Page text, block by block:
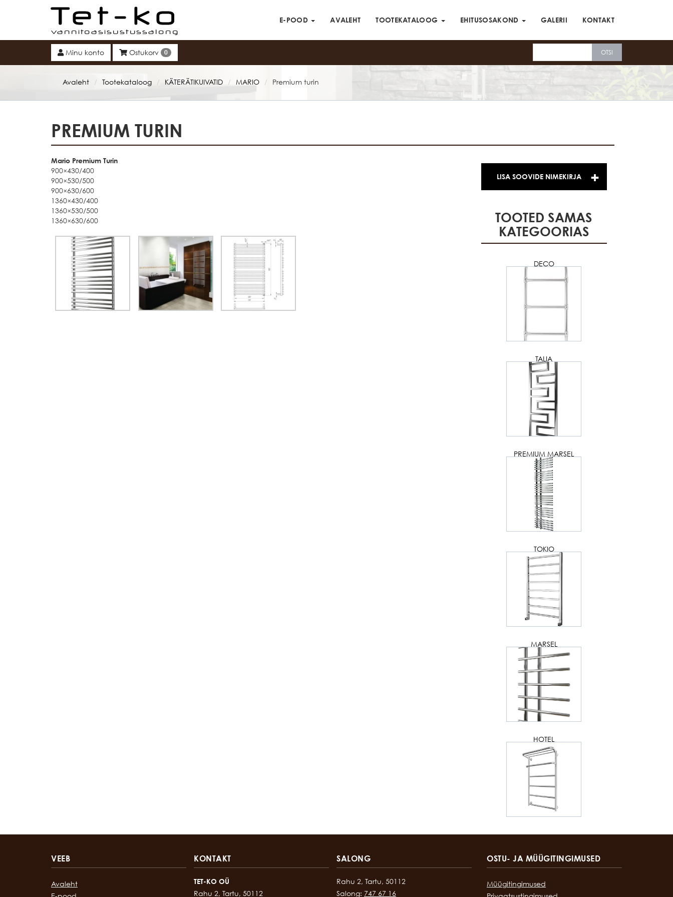
Tet-ko E-POOD AVALEHT TOOTEKATALOOG EHITUSOSAKOND GALERII KONTAKT
Minu konto Ostukorv 0
Avaleht / Tootekataloog / KÄTERÄTIKUIVATID / MARIO / Premium turin
PREMIUM TURIN
Mario Premium Turin
900×430/400
900×530/500
900×630/600
1360×430/400
1360×530/500
1360×630/600
LISA SOOVIDE NIMEKIRJA
TOOTED SAMAS
KATEGOORIAS
DECO
TALIA
PREMIUM MARSEL
TOKIO
MARSEL
HOTEL
VEEB
Avaleht
KONTAKT
TET-KO OÜ
Rahu 2, Tartu, 50112
SALONG
Rahu 2, Tartu, 50112
Salong: 747 67 16
OSTU- JA MÜÜGITINGIMUSED
Müügitingimused